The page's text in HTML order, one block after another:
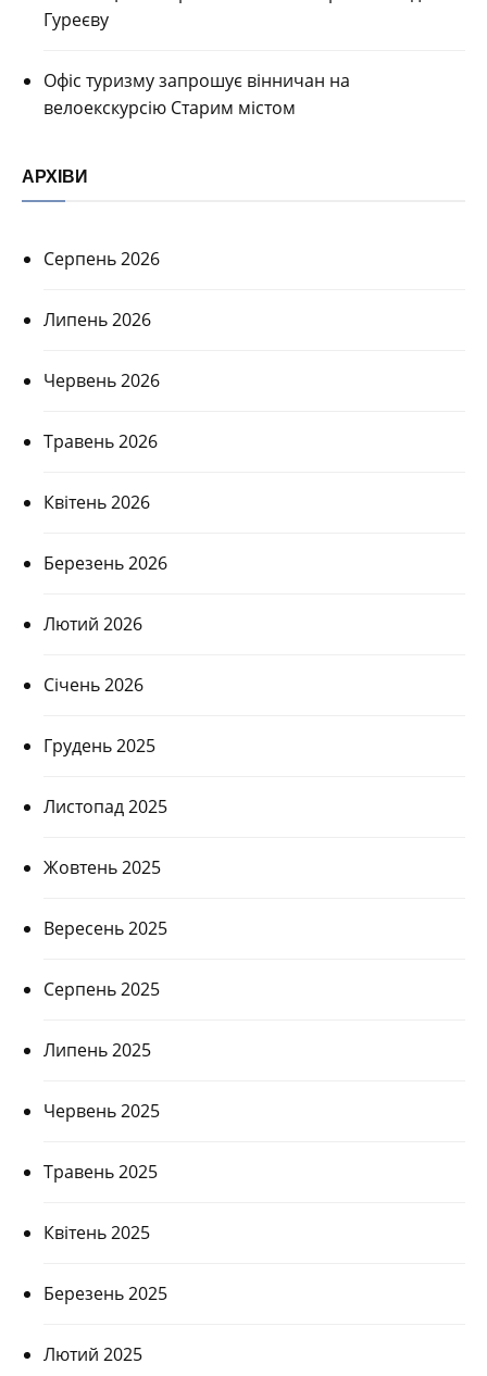
Гуреєву
Офіс туризму запрошує вінничан на
велоекскурсію Старим містом
АРХІВИ
Серпень 2026
Липень 2026
Червень 2026
Травень 2026
Квітень 2026
Березень 2026
Лютий 2026
Січень 2026
Грудень 2025
Листопад 2025
Жовтень 2025
Вересень 2025
Серпень 2025
Липень 2025
Червень 2025
Травень 2025
Квітень 2025
Березень 2025
Лютий 2025